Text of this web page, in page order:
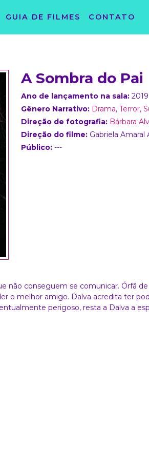
GUIA DE FILMES CONTATO
A Sombra do Pai
Ano de lançamento na sala: 2019
Gênero Narrativo: Drama, Terror,
Direção de fotografia: Bárbara
Direção do filme: Gabriela Amaral
Público: ---
não conseguem se comunicar. Órfã
o melhor amigo. Dalva acredita ter
perigoso, resta a Dalva a